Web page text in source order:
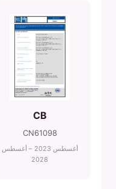
CB
CN61098
أغسطس 2023 – أغسطس
2028